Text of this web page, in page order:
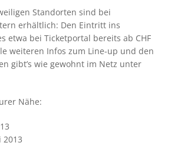
Standorten sind bei
erhältlich: Den Eintritt ins
etwa bei Ticketportal bereits ab CHF
weiteren Infos zum Line-up und den
gibt’s wie gewohnt im Netz unter
Nähe:
2013